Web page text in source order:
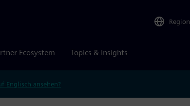
Region
Ecosystem Topics & Insights
Englisch ansehen?